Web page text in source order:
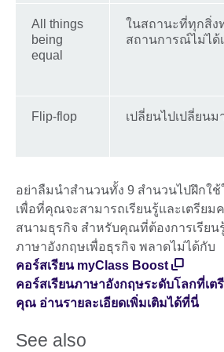
All things
being
equal
ในสถานะที่ทุกสิ่ง
สถานการณ์ไม่ได้
Flip-flop เปลี่ยนไปเปลี่ยน
อย่าลืมนำสำนวนทั้ง 9 สำนวนไปฝึกใ
เพื่อที่คุณจะสามารถเรียนรู้และเตรีย
สนามธุรกิจ สำหรับคุณที่ต้องการเรียน
ภาษาอังกฤษเพื่อธุรกิจ พลาดไม่ได้กับ
คอร์สเรียน myClass Boost
คอร์สเรียนภาษาอังกฤษระดับโลกที่เ
คุณ อ่านรายละเอียดเพิ่มเติมได้ที่นี่
See also